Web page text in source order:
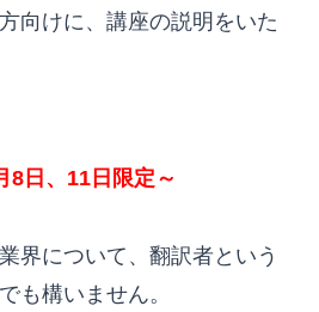
向けに、講座の説明をいた
8日、11日限定～
界について、翻訳者という
も構いません。